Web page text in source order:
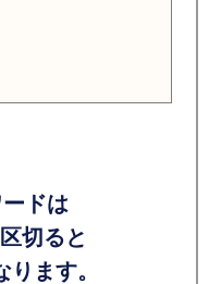
ドは
切ると
ます。